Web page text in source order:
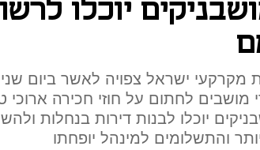
יוכלו
מקרקעי ישראל צפויה לאשר ביום
מושבים לחתום על חוזי חכירה
יוכלו לבנות דירות בנחלות
והתשלומים למינהל יופחתו